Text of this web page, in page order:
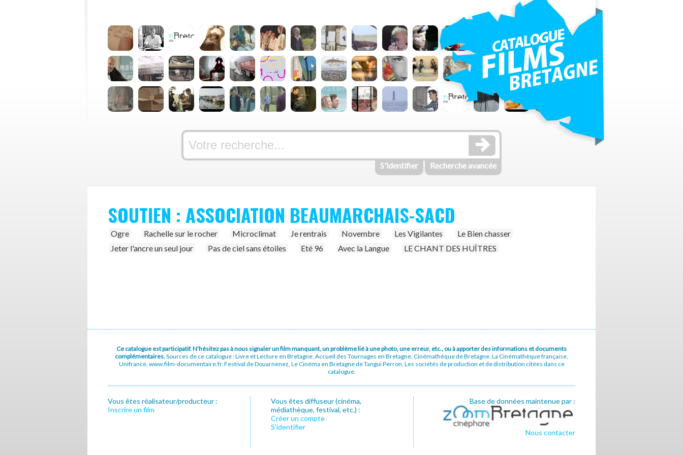
S'identifier Recherche avancée
SOUTIEN : ASSOCIATION BEAUMARCHAIS-SACD
Ogre Rachelle sur le rocher Microclimat Je rentrais Novembre Les Vigilantes
Le Bien chasser
Jeter l'ancre un seul jour
Pas de ciel sans étoiles Eté 96 Avec la Langue LE CHANT DES HUÎTRES
Ce catalogue est participatif. N'hésitez pas à nous signaler un film manquant, un problème lié à une photo, une erreur, etc., ou à apporter des informations et documents
complémentaires.Sources de ce catalogue : Livre et Lecture en Bretagne, Accueil des Tournages en Bretagne, Cinémathèque de Bretagne, La Cinémathèque française,
Unifrance, www.film-documentaire.fr, Festival de Douarnenez, Le Cinéma en Bretagne de Tangui Perron, Les sociétés de production et de distribution citées dans ce
catalogue.
Vous êtes réalisateur/producteur :
Inscrire un film
Vous êtes diffuseur (cinéma,
médiathèque, festival, etc.) :
Créer un compte
S’identifier
Base de données maintenue par :
Nous contacter